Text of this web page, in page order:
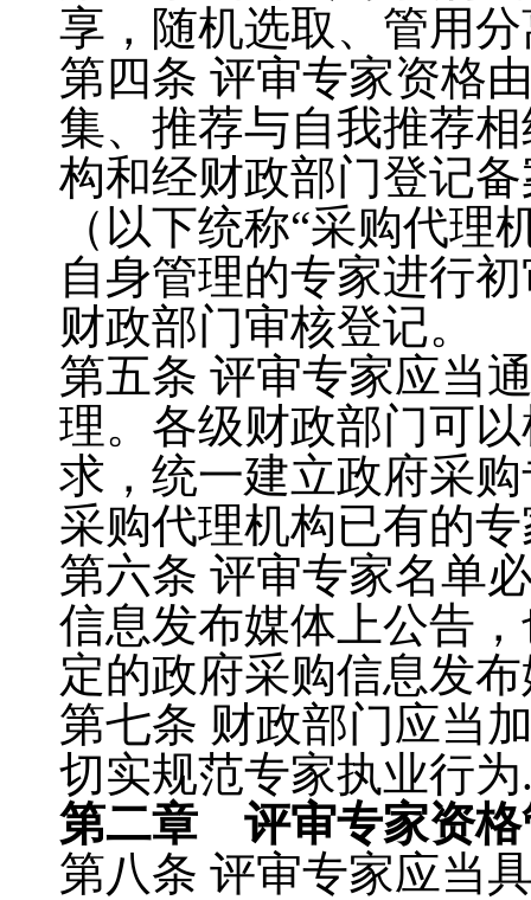
享，随机选取、管用
第四条 评审专家资格
集、推荐与自我推荐
构和经财政部门登记
（以下统称“采购代理
自身管理的专家进行
财政部门审核登记。
第五条 评审专家应当
理。各级财政部门可
求，统一建立政府采
采购代理机构已有的
第六条 评审专家名单
信息发布媒体上公告
定的政府采购信息发
第七条 财政部门应当
切实规范专家执业行为
第二章 评审专家资格
第八条 评审专家应当